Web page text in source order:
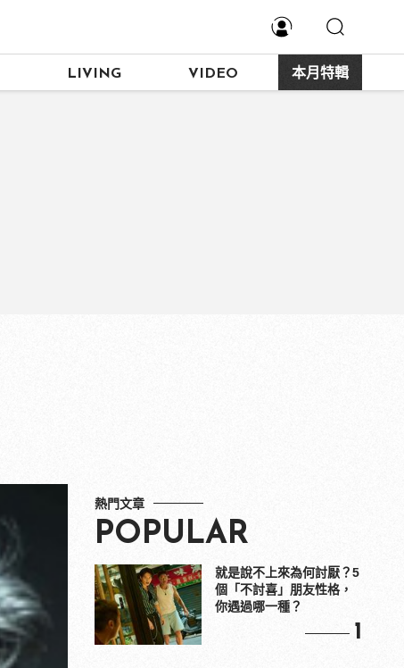
LIVING VIDEO 本月特輯
熱門文章
POPULAR
就是說不上來為何討厭？5
個「不討喜」朋友性格，
你遇過哪一種？
1